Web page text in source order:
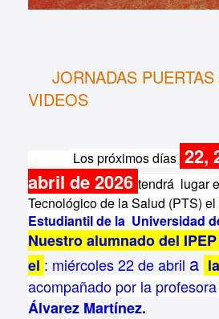
JORNADAS
VIDEOS
Los próximos días 22,
abril de 2026 tendrá lugar
Tecnológico de la Salud (PTS) el
Estudiantil de la Universidad
Nuestro alumnado del
el : miércoles 22 de abril a
acompañado por la profesora
Álvarez Martínez.